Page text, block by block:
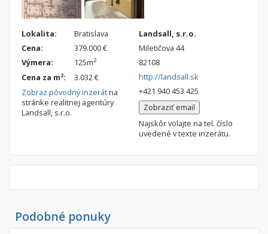
Lokalita:
Bratislava
Cena:
379.000 €
Výmera:
125m2
Cena za m2:
3.032 €
Zobraz pôvodný inzerátna
stránke realitnej agentúry
Landsall, s.r.o.
Landsall, s.r.o.
Miletičova 44
82108
http://landsall.sk
+421 940 453 425
Zobraziť email
Najskôr volajte na tel. číslo
uvedené v texte inzerátu.
Podobné ponuky